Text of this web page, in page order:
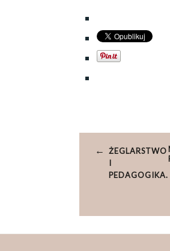
Nawigacja
wpisu
ŻEGLARSTWO
I
PEDAGOGIKA.